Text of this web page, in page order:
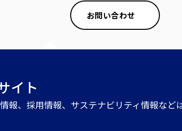
お問い合わせ
イト
報、採用情報、サステナビリティ情報など